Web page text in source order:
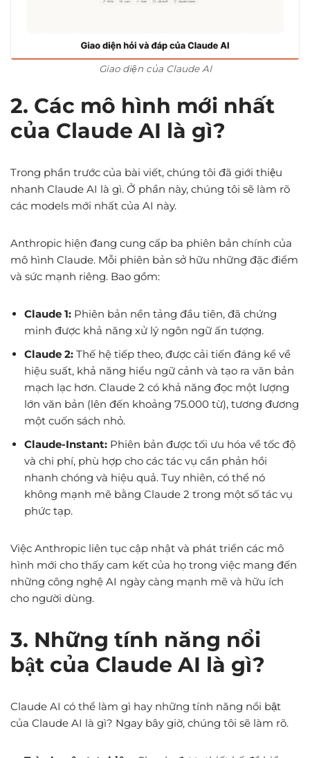
Giao diện của Claude AI
2. Các mô hình mới nhất
của Claude AI là gì?
Trong phần trước của bài viết, chúng tôi đã giới thiệu
nhanh Claude AI là gì. Ở phần này, chúng tôi sẽ làm rõ
các models mới nhất của AI này.
Anthropic hiện đang cung cấp ba phiên bản chính của
mô hình Claude. Mỗi phiên bản sở hữu những đặc điểm
và sức mạnh riêng. Bao gồm:
Claude 1: Phiên bản nền tảng đầu tiên, đã chứng
minh được khả năng xử lý ngôn ngữ ấn tượng.
Claude 2: Thế hệ tiếp theo, được cải tiến đáng kể về
hiệu suất, khả năng hiểu ngữ cảnh và tạo ra văn bản
mạch lạc hơn. Claude 2 có khả năng đọc một lượng
lớn văn bản (lên đến khoảng 75.000 từ), tương đương
một cuốn sách nhỏ.
Claude-Instant: Phiên bản được tối ưu hóa về tốc độ
và chi phí, phù hợp cho các tác vụ cần phản hồi
nhanh chóng và hiệu quả. Tuy nhiên, có thể nó
không mạnh mẽ bằng Claude 2 trong một số tác vụ
phức tạp.
Việc Anthropic liên tục cập nhật và phát triển các mô
hình mới cho thấy cam kết của họ trong việc mang đến
những công nghệ AI ngày càng mạnh mẽ và hữu ích
cho người dùng.
3. Những tính năng nổi
bật của Claude AI là gì?
Claude AI có thể làm gì hay những tính năng nổi bật
của Claude AI là gì? Ngay bây giờ, chúng tôi sẽ làm rõ.